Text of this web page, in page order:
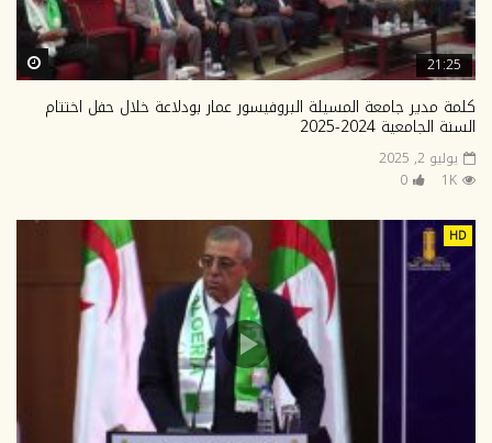
21:25
كلمة مدير جامعة المسيلة البروفيسور عمار بودلاعة خلال حفل اختتام
السنة الجامعية 2024-2025
يوليو 2, 2025
1K
0
HD